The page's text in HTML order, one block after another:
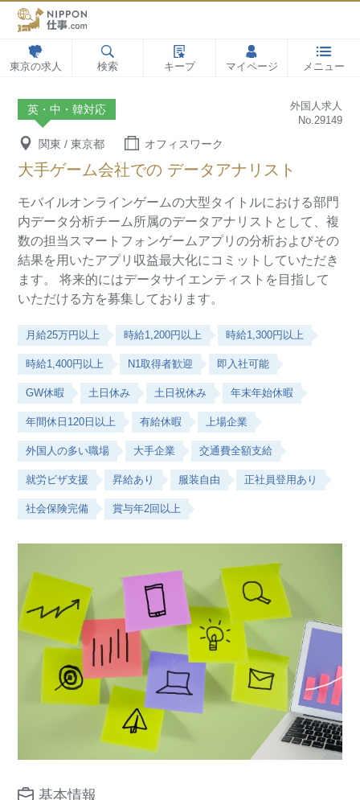
東京の求人 検索 キープ マイページ メニュー
英・中・韓対応
外国人求人
No.29149
関東 / 東京都 オフィスワーク
大手ゲーム会社での データアナリスト
モバイルオンラインゲームの大型タイトルにおける部門
内データ分析チーム所属のデータアナリストとして、複
数の担当スマートフォンゲームアプリの分析およびその
結果を用いたアプリ収益最大化にコミットしていただき
ます。
将来的にはデータサイエンティストを目指して
いただける方を募集しております。
月給25万円以上 時給1,200円以上 時給1,300円以上
時給1,400円以上 N1取得者歓迎 即入社可能
GW休暇 土日休み 土日祝休み 年末年始休暇
年間休日120日以上 有給休暇 上場企業
外国人の多い職場 大手企業 交通費全額支給
就労ビザ支援 昇給あり 服装自由 正社員登用あり
社会保険完備 賞与年2回以上
基本情報